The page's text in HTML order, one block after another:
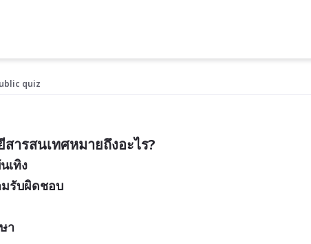
quiz
ารสนเทศหมายถึงอะไร?
เทิง
มรับผิดชอบ
า